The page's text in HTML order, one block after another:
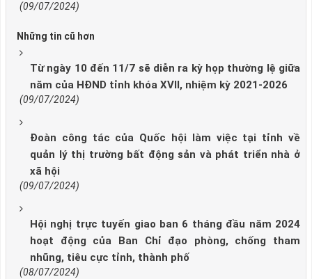
(09/07/2024)
Những tin cũ hơn
Từ ngày 10 đến 11/7 sẽ diễn ra kỳ họp thường lệ giữa
năm của HĐND tỉnh khóa XVII, nhiệm kỳ 2021-2026
(09/07/2024)
Đoàn công tác của Quốc hội làm việc tại tỉnh về
quản lý thị trường bất động sản và phát triển nhà ở
xã hội
(09/07/2024)
Hội nghị trực tuyến giao ban 6 tháng đầu năm 2024
hoạt động của Ban Chỉ đạo phòng, chống tham
nhũng, tiêu cực tỉnh, thành phố
(08/07/2024)